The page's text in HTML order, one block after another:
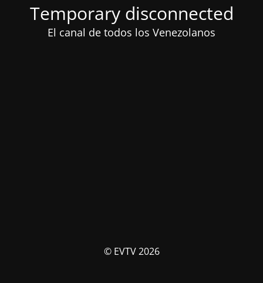
Temporary disconnected
El canal de todos los Venezolanos
© EVTV 2026